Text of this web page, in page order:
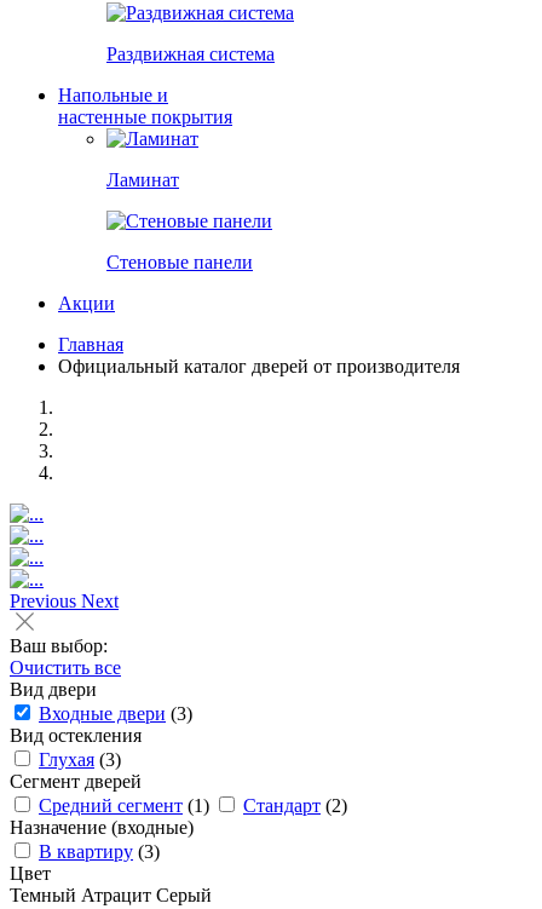
Раздвижная система
Напольные и
настенные покрытия
Ламинат
Стеновые панели
Акции
Главная
Официальный каталог дверей от производителя
Previous Next
Ваш выбор:
Очистить все
Вид двери
Входные двери (3)
Вид остекления
Глухая (3)
Сегмент дверей
Средний сегмент (1) Стандарт (2)
Назначение (входные)
В квартиру (3)
Цвет
Темный Атрацит Серый